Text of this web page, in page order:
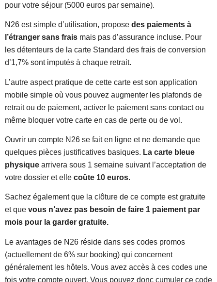
pour votre séjour (5000 euros par semaine).
N26 est simple d’utilisation, propose des paiements à
l’étranger sans frais mais pas d’assurance incluse. Pour
les détenteurs de la carte Standard des frais de conversion
d’1,7% sont imputés à chaque retrait.
L’autre aspect pratique de cette carte est son application
mobile simple où vous pouvez augmenter les plafonds de
retrait ou de paiement, activer le paiement sans contact ou
même bloquer votre carte en cas de perte ou de vol.
Ouvrir un compte N26 se fait en ligne et ne demande que
quelques pièces justificatives basiques. La carte bleue
physique arrivera sous 1 semaine suivant l’acceptation de
votre dossier et elle coûte 10 euros.
Sachez également que la clôture de ce compte est gratuite
et que vous n’avez pas besoin de faire 1 paiement par
mois pour la garder gratuite.
Le avantages de N26 réside dans ses codes promos
(actuellement de 6% sur booking) qui concernent
généralement les hôtels. Vous avez accès à ces codes une
fois votre compte ouvert. Vous pouvez donc cumuler ce code